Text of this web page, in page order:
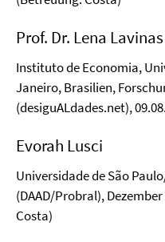
Prof. Dr. Lena Lavinas
Instituto de Economia,
Janeiro, Brasilien,
(desiguALdades.net),
Evorah Lusci
Universidade de São
(DAAD/Probral),
Costa)